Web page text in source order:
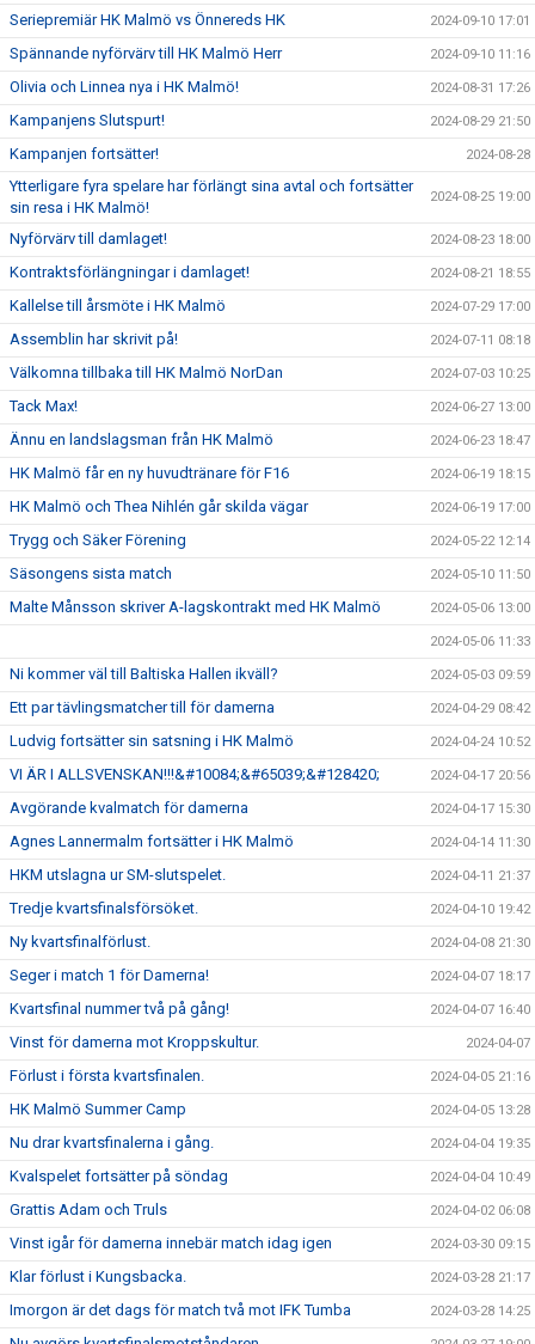
Seriepremiär HK Malmö vs Önnereds HK 2024-09-10 17:01
Spännande nyförvärv till HK Malmö Herr 2024-09-10 11:16
Olivia och Linnea nya i HK Malmö! 2024-08-31 17:26
Kampanjens Slutspurt! 2024-08-29 21:50
Kampanjen fortsätter! 2024-08-28
Ytterligare fyra spelare har förlängt sina avtal och fortsätter
sin resa i HK Malmö!
2024-08-25 19:00
Nyförvärv till damlaget! 2024-08-23 18:00
Kontraktsförlängningar i damlaget! 2024-08-21 18:55
Kallelse till årsmöte i HK Malmö 2024-07-29 17:00
Assemblin har skrivit på! 2024-07-11 08:18
Välkomna tillbaka till HK Malmö NorDan 2024-07-03 10:25
Tack Max! 2024-06-27 13:00
Ännu en landslagsman från HK Malmö 2024-06-23 18:47
HK Malmö får en ny huvudtränare för F16 2024-06-19 18:15
HK Malmö och Thea Nihlén går skilda vägar 2024-06-19 17:00
Trygg och Säker Förening 2024-05-22 12:14
Säsongens sista match 2024-05-10 11:50
Malte Månsson skriver A-lagskontrakt med HK Malmö 2024-05-06 13:00
2024-05-06 11:33
Ni kommer väl till Baltiska Hallen ikväll? 2024-05-03 09:59
Ett par tävlingsmatcher till för damerna 2024-04-29 08:42
Ludvig fortsätter sin satsning i HK Malmö 2024-04-24 10:52
VI ÄR I ALLSVENSKAN!!!&#10084;&#65039;&#128420; 2024-04-17 20:56
Avgörande kvalmatch för damerna 2024-04-17 15:30
Agnes Lannermalm fortsätter i HK Malmö 2024-04-14 11:30
HKM utslagna ur SM-slutspelet. 2024-04-11 21:37
Tredje kvartsfinalsförsöket. 2024-04-10 19:42
Ny kvartsfinalförlust. 2024-04-08 21:30
Seger i match 1 för Damerna! 2024-04-07 18:17
Kvartsfinal nummer två på gång! 2024-04-07 16:40
Vinst för damerna mot Kroppskultur. 2024-04-07
Förlust i första kvartsfinalen. 2024-04-05 21:16
HK Malmö Summer Camp 2024-04-05 13:28
Nu drar kvartsfinalerna i gång. 2024-04-04 19:35
Kvalspelet fortsätter på söndag 2024-04-04 10:49
Grattis Adam och Truls 2024-04-02 06:08
Vinst igår för damerna innebär match idag igen 2024-03-30 09:15
Klar förlust i Kungsbacka. 2024-03-28 21:17
Imorgon är det dags för match två mot IFK Tumba 2024-03-28 14:25